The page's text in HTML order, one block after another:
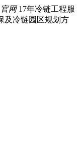
官网 17年冷链工程服
及冷链园区规划方